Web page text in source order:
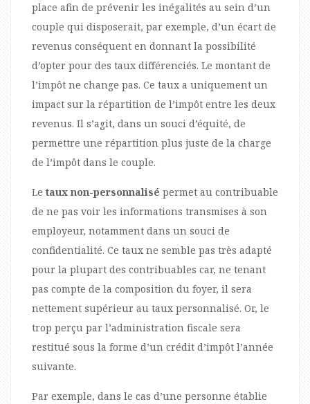
place afin de prévenir les inégalités au sein d’un
couple qui disposerait, par exemple, d’un écart de
revenus conséquent en donnant la possibilité
d’opter pour des taux différenciés. Le montant de
l’impôt ne change pas. Ce taux a uniquement un
impact sur la répartition de l’impôt entre les deux
revenus. Il s’agit, dans un souci d’équité, de
permettre une répartition plus juste de la charge
de l’impôt dans le couple.
Le taux non-personnalisé permet au contribuable
de ne pas voir les informations transmises à son
employeur, notamment dans un souci de
confidentialité. Ce taux ne semble pas très adapté
pour la plupart des contribuables car, ne tenant
pas compte de la composition du foyer, il sera
nettement supérieur au taux personnalisé. Or, le
trop perçu par l’administration fiscale sera
restitué sous la forme d’un crédit d’impôt l’année
suivante.
Par exemple, dans le cas d’une personne établie